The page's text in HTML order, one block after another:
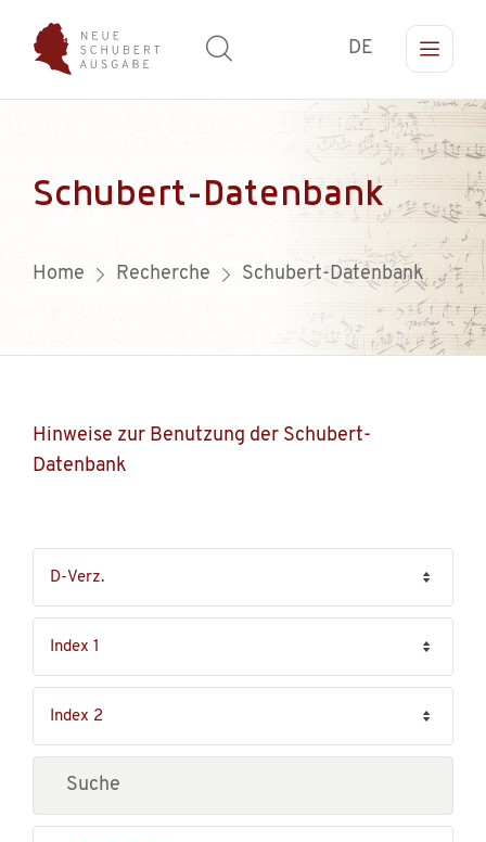
DE
Schubert-Datenbank
Home Recherche Schubert-Datenbank
Hinweise zur Benutzung der Schubert-
Datenbank